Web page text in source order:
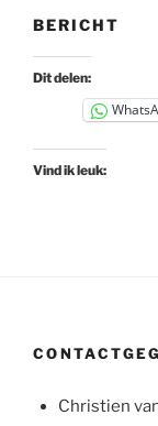
BERICHT
Dit delen:
Vind ik leuk:
Christien